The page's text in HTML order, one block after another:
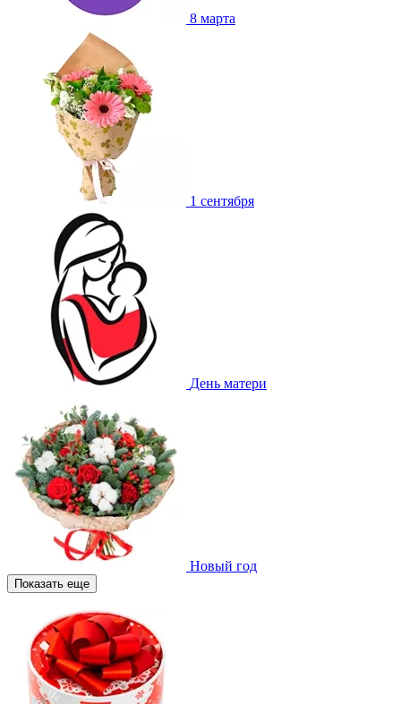
8 марта
1 сентября
День матери
Новый год
Показать еще